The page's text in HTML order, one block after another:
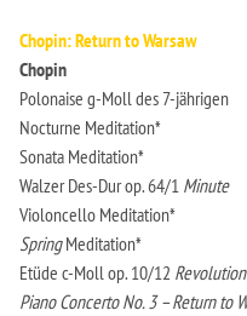
Chopin: Return to Warsaw
Chopin
Polonaise g-Moll des 7-jährigen
Nocturne Meditation*
Sonata Meditation*
Walzer Des-Dur op. 64/1 Minute
Violoncello Meditation*
SpringMeditation*
Etüde c-Moll op. 10/12 Revolution
Piano Concerto No. 3 – Return to